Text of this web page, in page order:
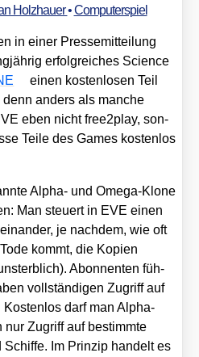
Holzhauer•Computerspiel
in einer Pres­se­mit­tei­lung
erfolg­rei­ches Sci­ence
einen kos­ten­lo­sen Teil
anders als man­che
eben nicht free2play, son­
Tei­le des Games kos­ten­los
Alpha- und Ome­ga-Klo­ne
Man steu­ert in EVE einen
je nach­dem, wie oft
kommt, die Kopien
Abon­nen­ten füh­
voll­stän­di­gen Zugriff auf
darf man Alpha-
Zugriff auf bestimm­te
Im Prin­zip han­delt es